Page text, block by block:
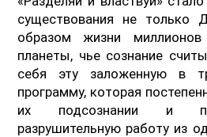
существования не только
образом жизни
планеты, чье сознание
себя эту заложенную в
программу, которая
их подсознании и
разрушительную работу из